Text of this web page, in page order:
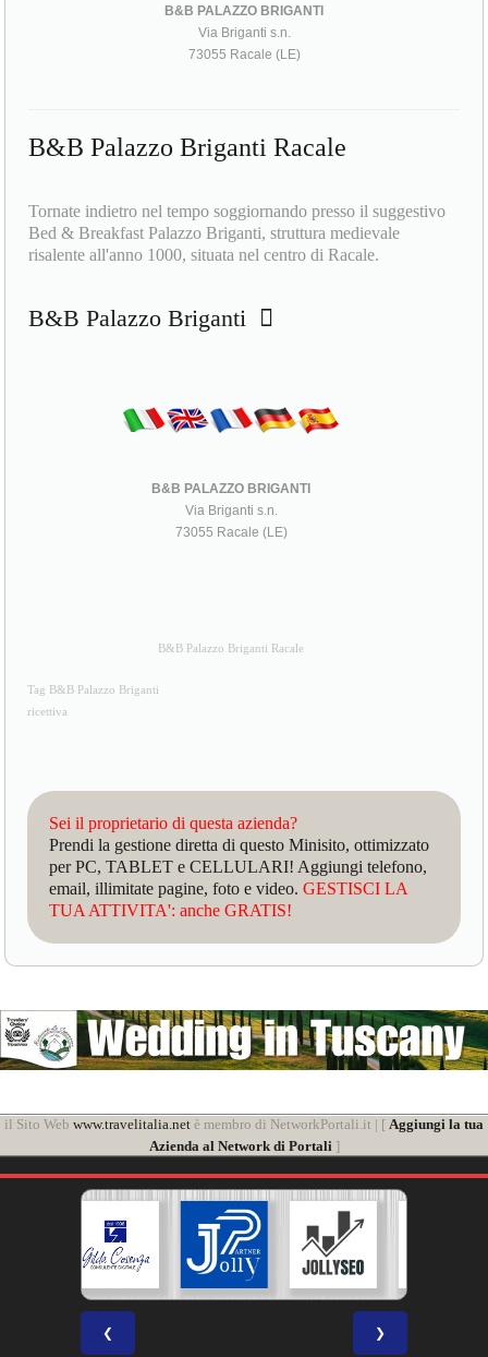
B&B PALAZZO BRIGANTI
Via Briganti s.n.
73055 Racale (LE)
B&B Palazzo Briganti Racale
Tornate indietro nel tempo soggiornando presso il suggestivo
Bed & Breakfast Palazzo Briganti, struttura medievale
risalente all'anno 1000, situata nel centro di Racale.
B&B Palazzo Briganti
B&B PALAZZO BRIGANTI
Via Briganti s.n.
73055 Racale (LE)
B&B Palazzo Briganti Racale
Tag B&B Palazzo Briganti
ricettiva
Sei il proprietario di questa azienda?
Prendi la gestione diretta di questo Minisito, ottimizzato
per PC, TABLET e CELLULARI! Aggiungi telefono,
email, illimitate pagine, foto e video.GESTISCI LA
TUA ATTIVITA': anche GRATIS!
il Sito Web www.travelitalia.net è membro di NetworkPortali.it | [ Aggiungi la tua
Azienda al Network di Portali]
❮ ❯